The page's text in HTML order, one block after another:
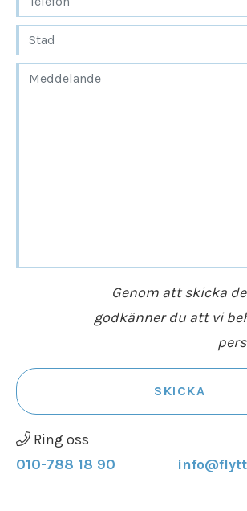
Genom att skicka
godkänner du att vi
SKICKA
Ring oss
010-788 18 90